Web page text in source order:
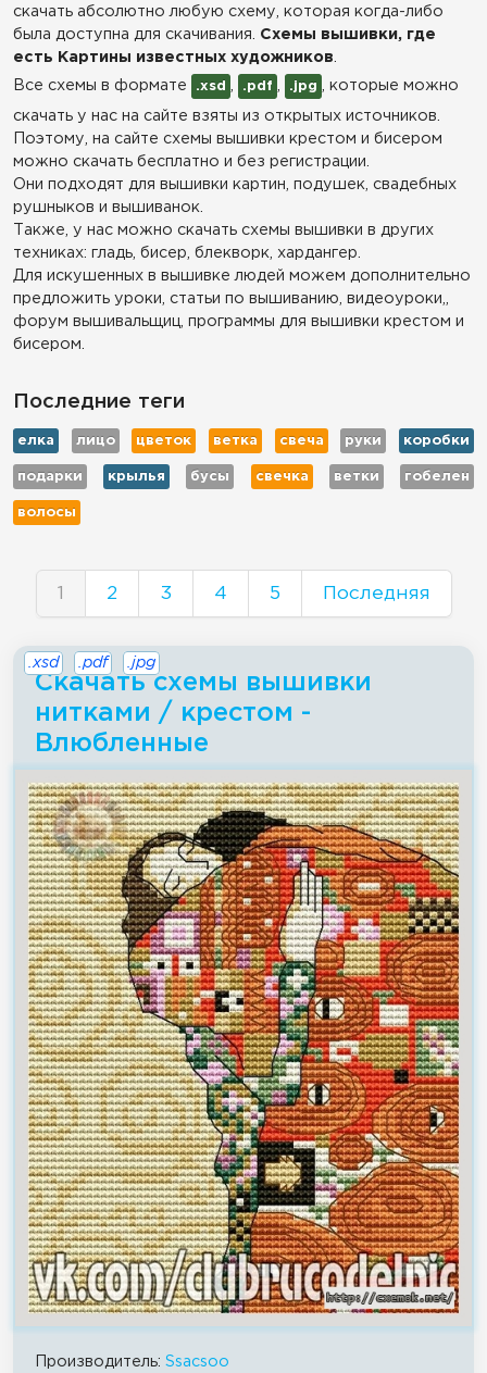
скачать абсолютно любую схему, которая когда-либо
была доступна для скачивания. Схемы вышивки, где
есть Картины известных художников
Все схемы в формате
.xsd .pdf .jpg , которые можно
скачать у нас на сайте взяты из открытых источников.
Поэтому, на сайте схемы вышивки крестом и бисером
можно скачать бесплатно и без регистрации.
Они подходят для вышивки картин, подушек, свадебных
рушныков и вышиванок.
Также, у нас можно скачать схемы вышивки в других
техниках: гладь, бисер, блекворк, хардангер.
Для искушенных в вышивке людей можем дополнительно
предложить уроки, статьи по вышиванию, видеоуроки,,
форум вышивальщиц, программы для вышивки крестом и
бисером.
Последние теги
елка лицо цветок ветка свеча руки коробки
подарки крылья бусы свечка ветки гобелен
волосы
1 2 3 4 5 Последняя
Скачать схемы вышивки
нитками / крестом -
Влюбленные
.xsd .pdf .jpg
Производитель: Ssacsoo